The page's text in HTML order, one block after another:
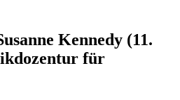
Kennedy (11.
für